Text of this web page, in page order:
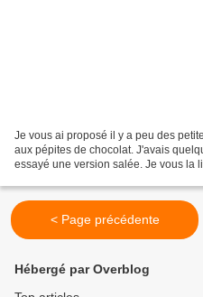
Je vous ai proposé il y a peu des
aux pépites de chocolat. J'avais
essayé une version salée. Je vous la
< Page précédente
Hébergé par Overblog